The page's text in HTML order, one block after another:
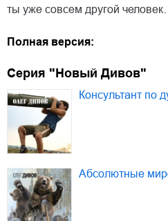
ты уже совсем другой человек…
Полная версия:
Серия "Новый Дивов"
Консультант по
Абсолютные